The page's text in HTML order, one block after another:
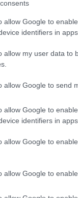
allow Google to
identifiers in apps.
allow my user data to
allow Google to send
allow Google to
identifiers in apps.
allow Google to
allow Google to
a
sa
čo
vo